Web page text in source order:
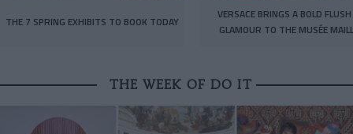
THE 7 SPRING EXHIBITS TO BOOK TODAY
VERSACE BRINGS A BOLD
GLAMOUR TO THE MUSÉE
THE WEEK OF DO IT